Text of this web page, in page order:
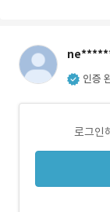
인증
로그인